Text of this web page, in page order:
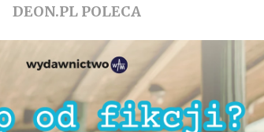
DEON.PL POLECA